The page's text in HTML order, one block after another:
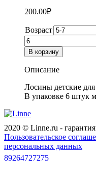
для
девочек
Sport
A
CW2016
200.00₽
Возраст
Количество
товара
Лосины
детские
девочек
Sport
CW2016
В корзину
Описание
Лосины детские
В упаковке 6 штук
2020 © Linne.ru - гарантия
Пользовательское
персональных данных
89264727275